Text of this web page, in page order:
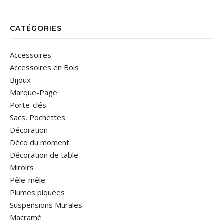
CATÉGORIES
Accessoires
Accessoires en Bois
Bijoux
Marque-Page
Porte-clés
Sacs, Pochettes
Décoration
Déco du moment
Décoration de table
Miroirs
Pêle-mêle
Plumes piquées
Suspensions Murales
Macramé